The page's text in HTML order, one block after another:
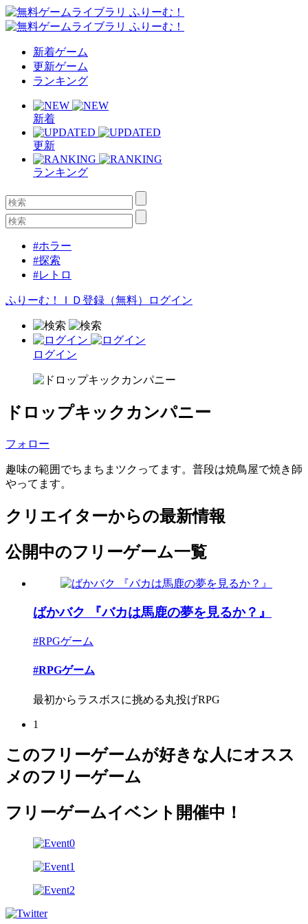
新着ゲーム
更新ゲーム
ランキング
新着
更新
ランキング
#ホラー
#探索
#レトロ
ふりーむ！ＩＤ登録（無料） ログイン
ログイン
ドロップキックカンパニー
フォロー
趣味の範囲でちまちまツクってます。普段は焼鳥屋で焼き師
やってます。
クリエイターからの最新情報
公開中のフリーゲーム一覧
ばかバク 『バカは馬鹿の夢を見るか？』
#RPGゲーム
#RPGゲーム
最初からラスボスに挑める丸投げRPG
1
このフリーゲームが好きな人にオスス
メのフリーゲーム
フリーゲームイベント開催中！